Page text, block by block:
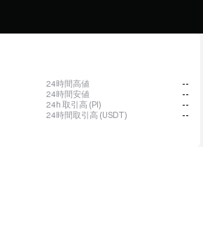
24時間高値
--
24時間安値
--
24h 取引高 (PI)
--
24時間取引高 (USDT)
--